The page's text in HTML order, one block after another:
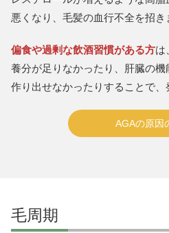
悪くなり、毛髪の血行不全を招き
偏食や過剰な飲酒習慣がある方は
養分が足りなかったり、肝臓の
作り出せなかったりすることで、
AGAの原因
毛周期